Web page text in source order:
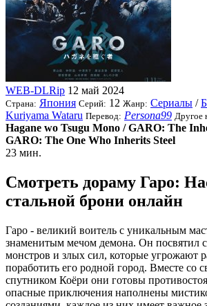
WEB-DLRip 12 май 2024
Страна: Япония Серий: 12 Жанр: Сериалы /
Kuriyama Wataru Перевод: Persona99 Другое
Hagane wo Tsugu Mono / GARO: The
GARO: The One Who Inherits Steel
23 мин.
Смотреть дораму Гаро:
стальной брони онлайн
Гаро - великий воитель с уникальным
знаменитым мечом демона. Он посвятил
монстров и злых сил, которые угрожают
поработить его родной город. Вместе со
спутником Коёри они готовы
опасные приключения наполнены